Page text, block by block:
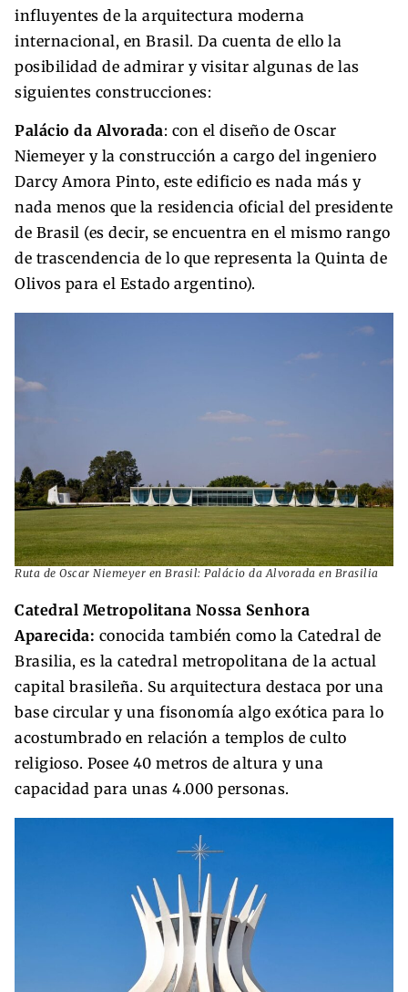
influyentes de la arquitectura moderna
internacional, en Brasil. Da cuenta de ello la
posibilidad de admirar y visitar algunas de las
siguientes construcciones:
Palácio da Alvorada: con el diseño de Oscar
Niemeyer y la construcción a cargo del ingeniero
Darcy Amora Pinto, este edificio es nada más y
nada menos que la residencia oficial del presidente
de Brasil (es decir, se encuentra en el mismo rango
de trascendencia de lo que representa la Quinta de
Olivos para el Estado argentino).
Ruta de Oscar Niemeyer en Brasil: Palácio da Alvorada en Brasilia
Catedral Metropolitana Nossa Senhora
Aparecida: conocida también como la Catedral de
Brasilia, es la catedral metropolitana de la actual
capital brasileña. Su arquitectura destaca por una
base circular y una fisonomía algo exótica para lo
acostumbrado en relación a templos de culto
religioso. Posee 40 metros de altura y una
capacidad para unas 4.000 personas.